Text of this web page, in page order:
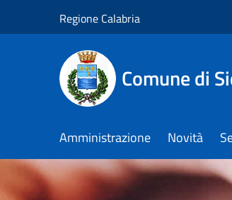
Regione Calabria
Comune di
Amministrazione Novità